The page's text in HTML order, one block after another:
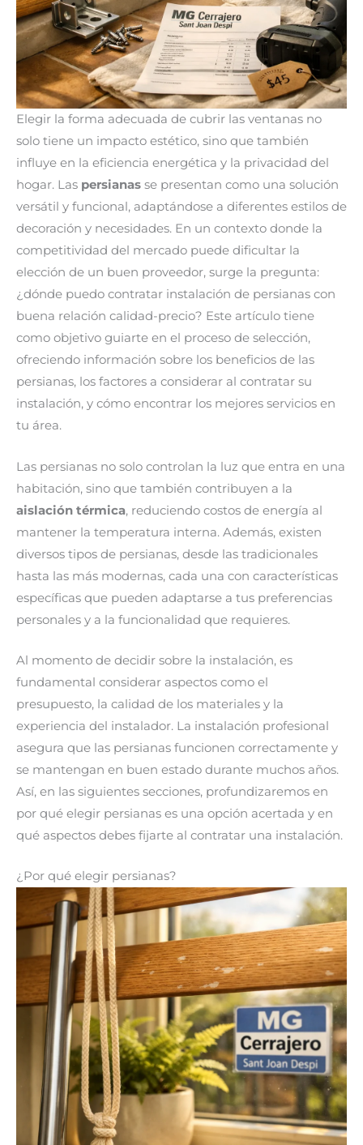
Elegir la forma adecuada de cubrir las ventanas no
solo tiene un impacto estético, sino que también
influye en la eficiencia energética y la privacidad del
hogar. Las persianas se presentan como una solución
versátil y funcional, adaptándose a diferentes estilos de
decoración y necesidades. En un contexto donde la
competitividad del mercado puede dificultar la
elección de un buen proveedor, surge la pregunta:
¿dónde puedo contratar instalación de persianas con
buena relación calidad-precio? Este artículo tiene
como objetivo guiarte en el proceso de selección,
ofreciendo información sobre los beneficios de las
persianas, los factores a considerar al contratar su
instalación, y cómo encontrar los mejores servicios en
tu área.
Las persianas no solo controlan la luz que entra en una
habitación, sino que también contribuyen a la
aislación térmica, reduciendo costos de energía al
mantener la temperatura interna. Además, existen
diversos tipos de persianas, desde las tradicionales
hasta las más modernas, cada una con características
específicas que pueden adaptarse a tus preferencias
personales y a la funcionalidad que requieres.
Al momento de decidir sobre la instalación, es
fundamental considerar aspectos como el
presupuesto, la calidad de los materiales y la
experiencia del instalador. La instalación profesional
asegura que las persianas funcionen correctamente y
se mantengan en buen estado durante muchos años.
Así, en las siguientes secciones, profundizaremos en
por qué elegir persianas es una opción acertada y en
qué aspectos debes fijarte al contratar una instalación.
¿Por qué elegir persianas?